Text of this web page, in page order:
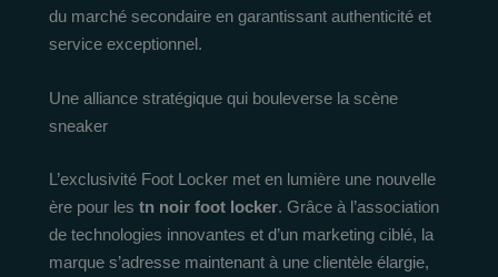
du marché secondaire en garantissant authenticité et
service exceptionnel.
Une alliance stratégique qui bouleverse la scène
sneaker
L’exclusivité Foot Locker met en lumière une nouvelle
ère pour les tn noir foot locker. Grâce à l’association
de technologies innovantes et d’un marketing ciblé, la
marque s’adresse maintenant à une clientèle élargie,